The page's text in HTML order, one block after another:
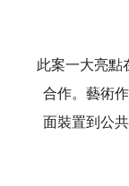
此案一大亮點
合作。藝術
面裝置到公